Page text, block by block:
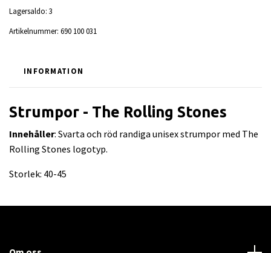
Lagersaldo: 3
Artikelnummer: 690 100 031
INFORMATION
Strumpor - The Rolling Stones
Innehåller: Svarta och röd randiga unisex strumpor med The
Rolling Stones logotyp.
Storlek: 40-45